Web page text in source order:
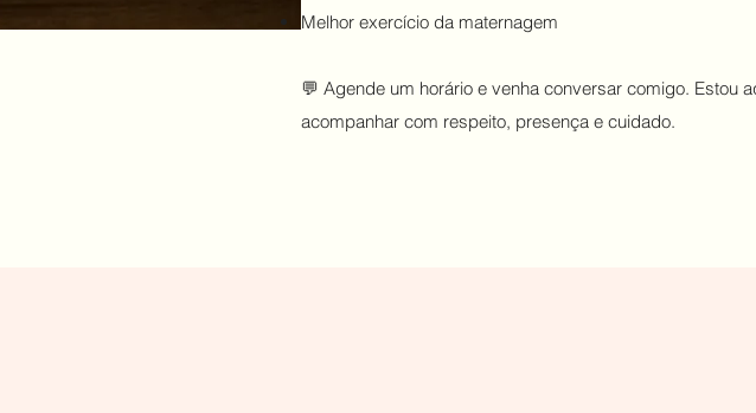
Melhor exercício da maternagem
💬 Agende um horário e venha conversar comigo. Estou
acompanhar com respeito, presença e cuidado.